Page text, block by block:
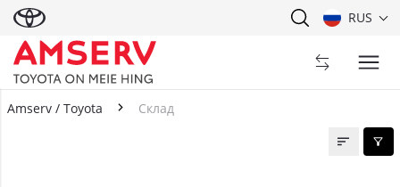
RUS
Amserv / Toyota Склад